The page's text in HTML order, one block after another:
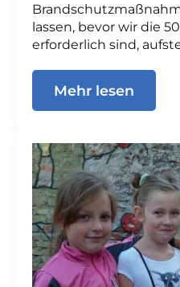
lassen, bevor wir die
erforderlich sind,
Mehr lesen